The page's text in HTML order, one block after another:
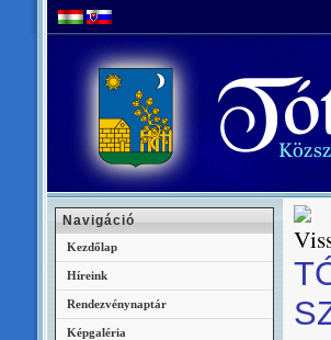
Navigáció
Kezdőlap
Híreink
Rendezvénynaptár
Képgaléria